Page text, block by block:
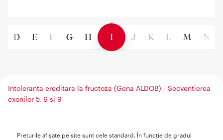
D E F G H I J K L M N
Intoleranta ereditara la fructoza (Gena ALDOB) - Secventierea
exonilor 5, 6 si 9
Preturile afişate pe site sunt cele standard. În funcţie de gradul